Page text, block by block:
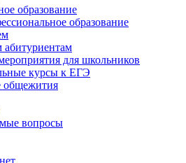
образование
образование
для школьников
курсы к ЕГЭ
общежития
вопросы